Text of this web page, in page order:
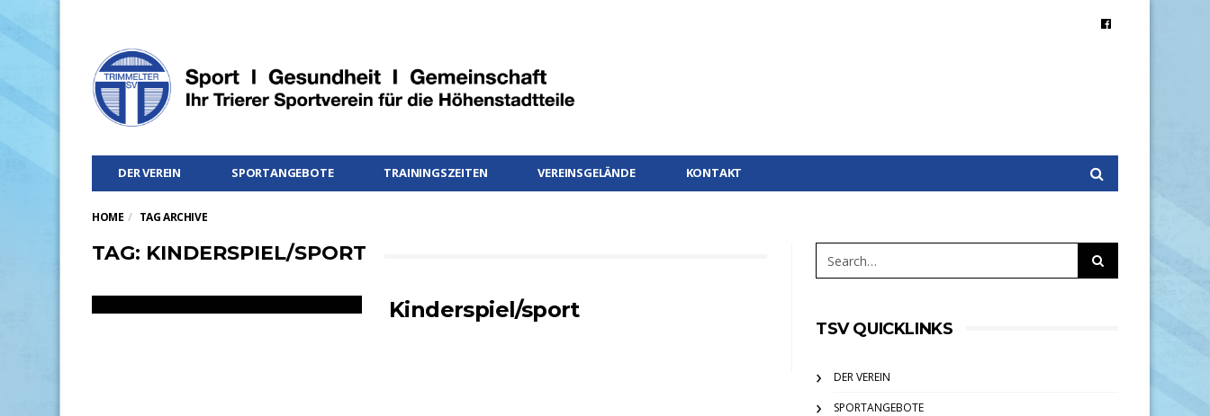
DER VEREIN SPORTANGEBOTE TRAININGSZEITEN VEREINSGELÄNDE KONTAKT
HOME TAG ARCHIVE
TAG: KINDERSPIEL/SPORT
Kinderspiel/sport
TSV QUICKLINKS
DER VEREIN
SPORTANGEBOTE